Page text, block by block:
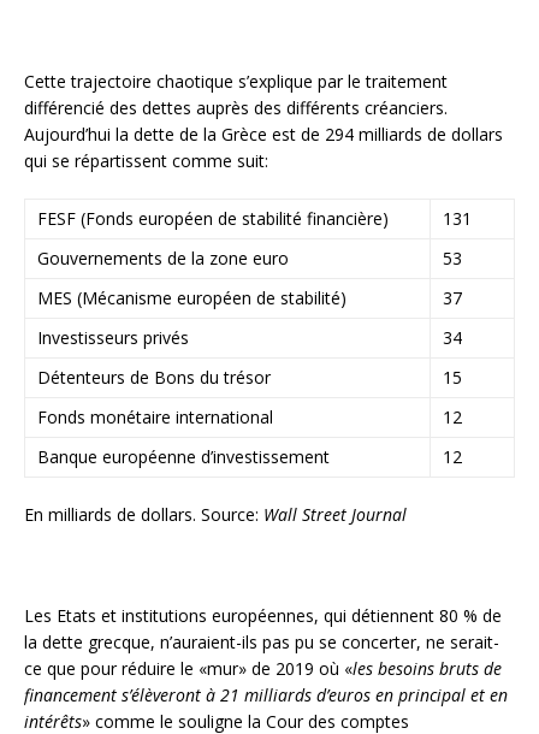
Cette trajectoire chaotique s’explique par le traitement
différencié des dettes auprès des différents créanciers.
Aujourd’hui la dette de la Grèce est de 294 milliards de dollars
qui se répartissent comme suit:
FESF (Fonds européen de stabilité financière)
131
Gouvernements de la zone euro
53
MES (Mécanisme européen de stabilité)
37
Investisseurs privés
34
Détenteurs de Bons du trésor
15
Fonds monétaire international
12
Banque européenne d’investissement
12
En milliards de dollars. Source: Wall Street Journal
Les Etats et institutions européennes, qui détiennent 80 % de
la dette grecque, n’auraient-ils pas pu se concerter, ne serait-
ce que pour réduire le «mur» de 2019 où «les besoins bruts de
financement s’élèveront à 21 milliards d’euros en principal et en
intérêts» comme le souligne la Cour des comptes